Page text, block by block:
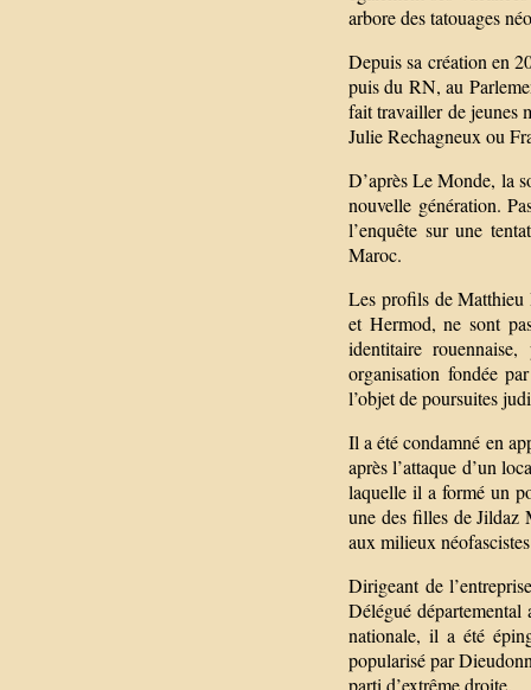
arbore des tatouages
Depuis sa création en
puis du RN, au
fait travailler de jeunes
Julie Rechagneux ou
D’après Le Monde, la
nouvelle génération.
l’enquête sur une
Maroc.
Les profils de Matthieu
et Hermod, ne sont
identitaire
organisation fondée
l’objet de poursuites
Il a été condamné en
après l’attaque d’un
laquelle il a formé un
une des filles de Jildaz
aux milieux
Dirigeant de
Délégué
nationale, il a été
popularisé par